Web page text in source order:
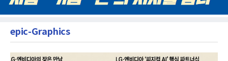
epic-Graphics